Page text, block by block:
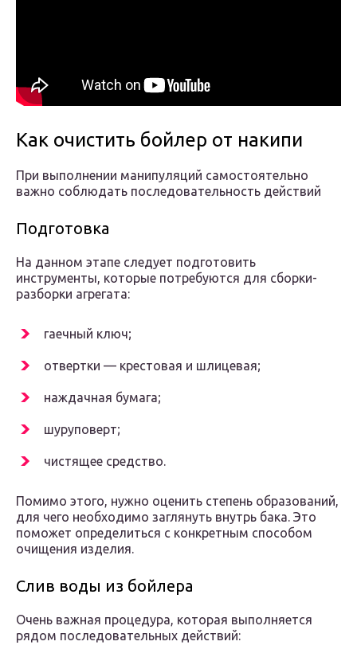
Как очистить бойлер от накипи
При выполнении манипуляций самостоятельно
важно соблюдать последовательность действий
Подготовка
На данном этапе следует подготовить
инструменты, которые потребуются для сборки-
разборки агрегата:
гаечный ключ;
отвертки — крестовая и шлицевая;
наждачная бумага;
шуруповерт;
чистящее средство.
Помимо этого, нужно оценить степень образований,
для чего необходимо заглянуть внутрь бака. Это
поможет определиться с конкретным способом
очищения изделия.
Слив воды из бойлера
Очень важная процедура, которая выполняется
рядом последовательных действий: